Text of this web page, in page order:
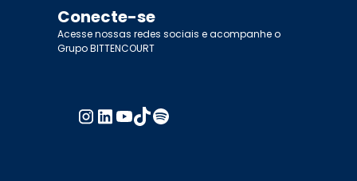
Conecte-se
Acesse nossas redes sociais e acompanhe o
Grupo BITTENCOURT